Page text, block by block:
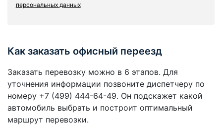
персональных данных
Как заказать офисный переезд
Заказать перевозку можно в 6 этапов. Для
уточнения информации позвоните диспетчеру по
номеру +7 (499) 444-64-49. Он подскажет какой
автомобиль выбрать и построит оптимальный
маршрут перевозки.